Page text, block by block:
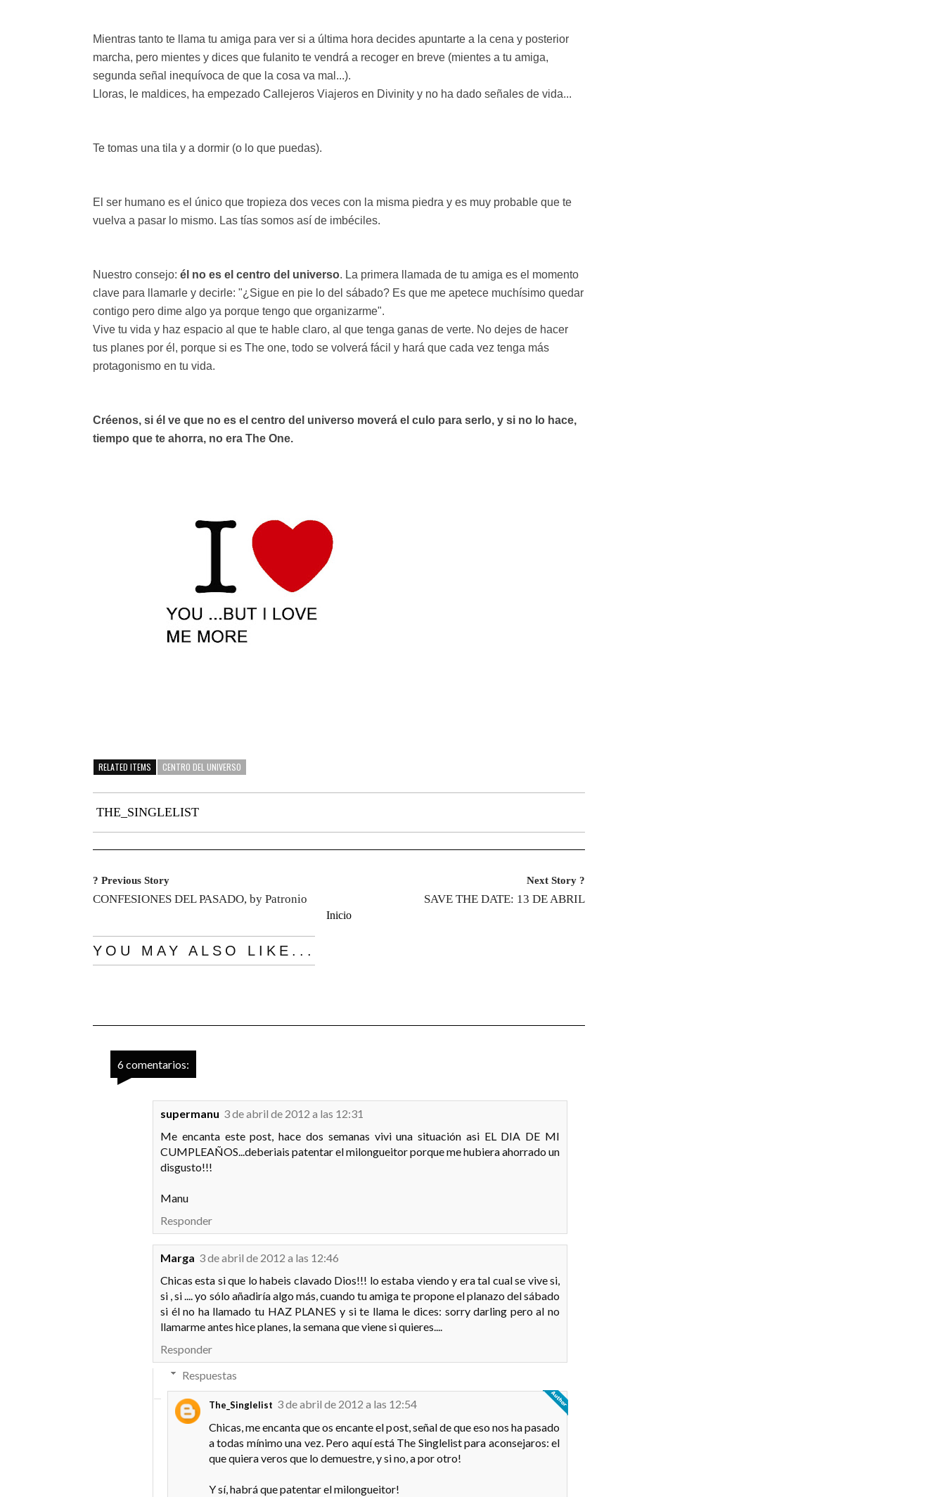
Mientras tanto te llama tu amiga para ver si a última hora decides apuntarte a la cena y posterior
marcha, pero mientes y dices que fulanito te vendrá a recoger en breve (mientes a tu amiga,
segunda señal inequívoca de que la cosa va mal...).
Lloras, le maldices, ha empezado Callejeros Viajeros en Divinity y no ha dado señales de vida...
Te tomas una tila y a dormir (o lo que puedas).
El ser humano es el único que tropieza dos veces con la misma piedra y es muy probable que te
vuelva a pasar lo mismo. Las tías somos así de imbéciles.
Nuestro consejo: él no es el centro del universo. La primera llamada de tu amiga es el momento
clave para llamarle y decirle: "¿Sigue en pie lo del sábado? Es que me apetece muchísimo quedar
contigo pero dime algo ya porque tengo que organizarme".
Vive tu vida y haz espacio al que te hable claro, al que tenga ganas de verte. No dejes de hacer
tus planes por él, porque si es The one, todo se volverá fácil y hará que cada vez tenga más
protagonismo en tu vida.
Créenos, si él ve que no es el centro del universo moverá el culo para serlo, y si no lo hace,
tiempo que te ahorra, no era The One.
RELATED ITEMS CENTRO DEL UNIVERSO
THE_SINGLELIST
? Previous Story
CONFESIONES DEL PASADO, by Patronio
Next Story ?
SAVE THE DATE: 13 DE ABRIL
Inicio
YOU MAY ALSO LIKE...
6 comentarios:
supermanu 3 de abril de 2012 a las 12:31
Me encanta este post, hace dos semanas vivi una situación asi EL DIA DE MI
CUMPLEAÑOS...deberiais patentar el milongueitor porque me hubiera ahorrado un
disgusto!!!
Manu
Responder
Marga 3 de abril de 2012 a las 12:46
Chicas esta si que lo habeis clavado Dios!!! lo estaba viendo y era tal cual se vive si,
si , si .... yo sólo añadiría algo más, cuando tu amiga te propone el planazo del sábado
si él no ha llamado tu HAZ PLANES y si te llama le dices: sorry darling pero al no
llamarme antes hice planes, la semana que viene si quieres....
Responder
Respuestas
The_Singlelist 3 de abril de 2012 a las 12:54
Chicas, me encanta que os encante el post, señal de que eso nos ha pasado
a todas mínimo una vez. Pero aquí está The Singlelist para aconsejaros: el
que quiera veros que lo demuestre, y si no, a por otro!
Y sí, habrá que patentar el milongueitor!